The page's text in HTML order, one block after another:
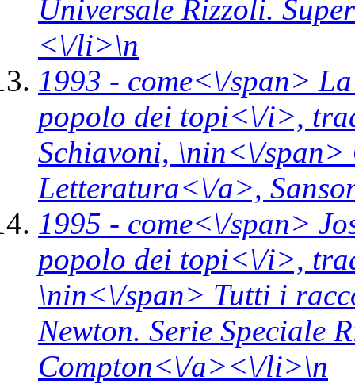
Universale Rizzoli.
<\/li>\n
1993 - come<\/span>
popolo dei topi<\/i>,
Schiavoni, \nin<\/span>
Letteratura<\/a>,
1995 - come<\/span>
popolo dei topi<\/i>,
\nin<\/span> Tutti i
Newton. Serie Speciale
Compton<\/a><\/li>\n